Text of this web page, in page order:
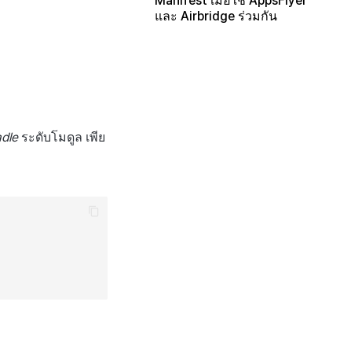
และ Airbridge ร่วมกัน
ระดับโมดูล เพีย